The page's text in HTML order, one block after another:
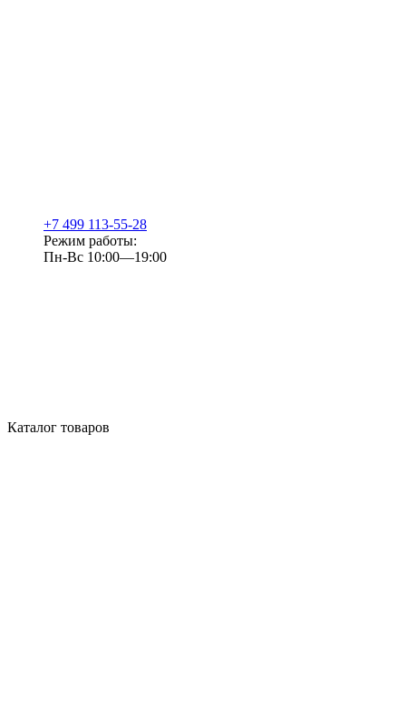
+7 499 113-55-28
Режим работы:
Пн-Вс 10:00—19:00
Каталог товаров